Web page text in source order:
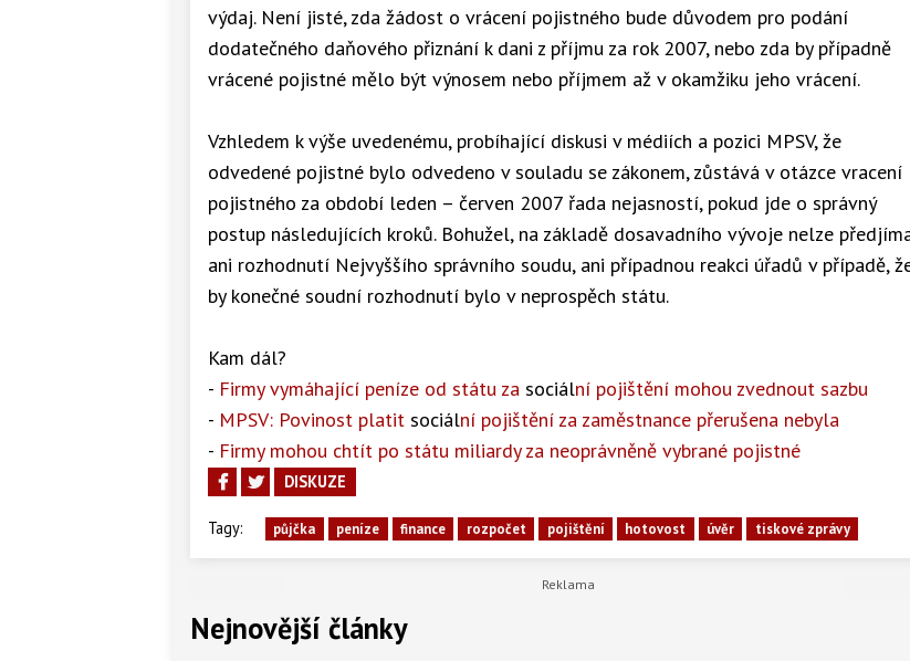
výdaj. Není jisté, zda žádost o vrácení pojistného bude důvodem pro podání
dodatečného daňového přiznání k dani z příjmu za rok 2007, nebo zda by případně
vrácené pojistné mělo být výnosem nebo příjmem až v okamžiku jeho vrácení.
Vzhledem k výše uvedenému, probíhající diskusi v médiích a pozici MPSV, že
odvedené pojistné bylo odvedeno v souladu se zákonem, zůstává v otázce vracení
pojistného za období leden – červen 2007 řada nejasností, pokud jde o správný
postup následujících kroků. Bohužel, na základě dosavadního vývoje nelze
ani rozhodnutí Nejvyššího správního soudu, ani případnou reakci úřadů v případě,
by konečné soudní rozhodnutí bylo v neprospěch státu.
Kam dál?
- Firmy vymáhající peníze od státu za sociální pojištění mohou zvednout sazbu
- MPSV: Povinost platit sociální pojištění za zaměstnance přerušena nebyla
- Firmy mohou chtít po státu miliardy za neoprávněně vybrané pojistné
DISKUZE
Tagy: půjčka peníze finance rozpočet pojištění hotovost úvěr tiskové zprávy
Nejnovější články